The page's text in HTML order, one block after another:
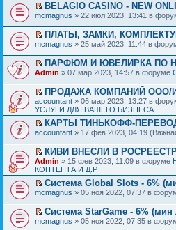
BELAGIO CASINO - NEW
mcmagnus » 22 июл 2023, 13:41 в
ПЛАТЫ, ЗАМКИ,
mcmagnus » 25 май 2023, 11:44 в
ПАРФЮМ И ЮВЕЛИРКА ПО
Admin » 07 мар 2023, 14:57 в форуме
ПРОДАЖА КОМПАНИЙ ООО/
accountant » 06 мар 2023, 13:27 в
УСЛУГИ ДЛЯ ВАШЕГО БИЗНЕСА
КАРТЫ ТИНЬКОФФ-
accountant » 17 фев 2023, 04:19
КИВИ ВНЕСЛИ В
Admin » 15 фев 2023, 11:09 в форуме
КОНТЕНТА И Д.Р.
Система Global Slots - 6%
mcmagnus » 05 ноя 2022, 07:37 в
Система StarGame - 6%
mcmagnus » 05 ноя 2022, 07:35 в